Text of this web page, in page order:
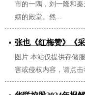
市的一隅，刘一隆和
姻的殿堂。然...
张也《红梅赞》《
《孟姜女》《龙船
图片 本站仅提供存储
害或侵权内容，请点击